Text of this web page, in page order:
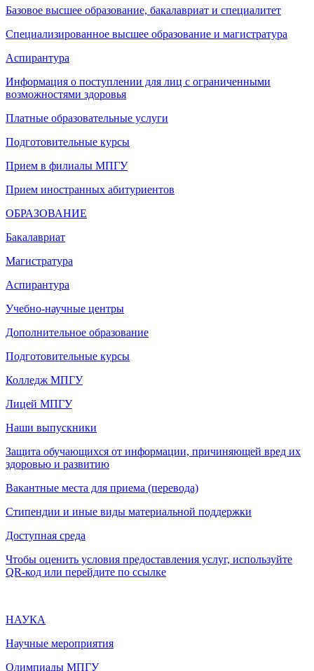
Базовое высшее образование, бакалавриат и специалитет
Специализированное высшее образование и магистратура
Аспирантура
Информация о поступлении для лиц с ограниченными
возможностями здоровья
Платные образовательные услуги
Подготовительные курсы
Прием в филиалы МПГУ
Прием иностранных абитуриентов
ОБРАЗОВАНИЕ
Бакалавриат
Магистратура
Аспирантура
Учебно-научные центры
Дополнительное образование
Подготовительные курсы
Колледж МПГУ
Лицей МПГУ
Наши выпускники
Защита обучающихся от информации, причиняющей вред их
здоровью и развитию
Вакантные места для приема (перевода)
Стипендии и иные виды материальной поддержки
Доступная среда
Чтобы оценить условия предоставления услуг, используйте
QR-код или перейдите по ссылке
НАУКА
Научные мероприятия
Олимпиады МПГУ